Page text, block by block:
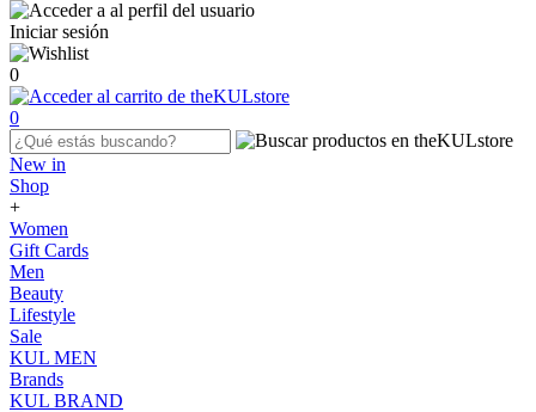
Iniciar sesión
0
0
New in
Shop
+
Women
Gift Cards
Men
Beauty
Lifestyle
Sale
KUL MEN
Brands
KUL BRAND